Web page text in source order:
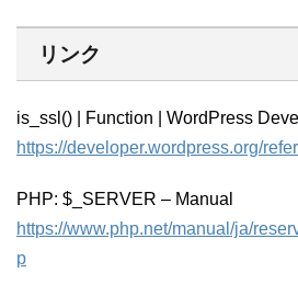
リンク
is_ssl() | Function | WordPress
https://developer.wordpress.org/
PHP: $_SERVER – Manual
https://www.php.net/manual/ja/
p